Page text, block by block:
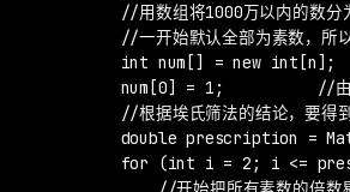
//用数组将1000万以内的数分为两
//一开始默认全部为素数，所以值
int num[] = new int[n];
num[0] = 1;          //由于1
//根据埃氏筛法的结论，要得到自然
double prescription =
for (int i = 2; i <=